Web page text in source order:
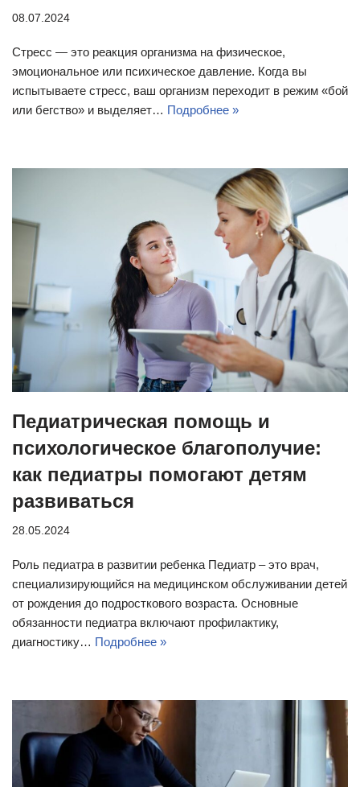
08.07.2024
Стресс — это реакция организма на физическое,
эмоциональное или психическое давление. Когда вы
испытываете стресс, ваш организм переходит в режим «бой
или бегство» и выделяет… Подробнее »
Педиатрическая помощь и
психологическое благополучие:
как педиатры помогают детям
развиваться
28.05.2024
Роль педиатра в развитии ребенка Педиатр – это врач,
специализирующийся на медицинском обслуживании детей
от рождения до подросткового возраста. Основные
обязанности педиатра включают профилактику,
диагностику… Подробнее »